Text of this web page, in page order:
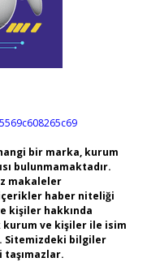
bir marka, kurum
bulunmamaktadır.
makaleler
haber niteliği
kişiler hakkında
kurum ve kişiler ile isim
Sitemizdeki bilgiler